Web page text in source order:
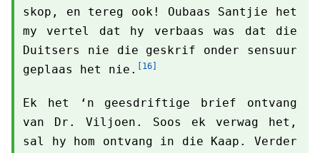
skop, en tereg ook! Oubaas Santjie het
my vertel dat hy verbaas was dat die
Duitsers nie die geskrif onder sensuur
geplaas het nie.
[16]
Ek het ‘n geesdriftige brief ontvang
van Dr. Viljoen. Soos ek verwag het,
sal hy hom ontvang in die Kaap. Verder